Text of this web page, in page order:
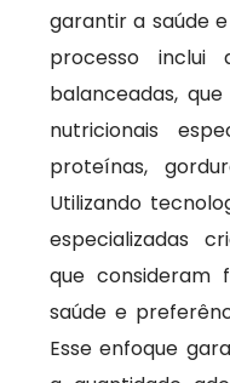
garantir a saúde
processo inclui
balanceadas,
nutricionais
proteínas,
Utilizando
especializadas
que consideram
saúde e
Esse enfoque